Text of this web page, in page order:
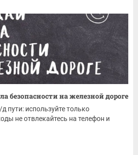
безопасности на железной дороге
пути: используйте только
не отвлекайтесь на телефон и